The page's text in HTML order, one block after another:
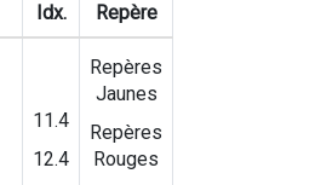
Idx. Repère
11.4
12.4
Repères
Jaunes
Repères
Rouges